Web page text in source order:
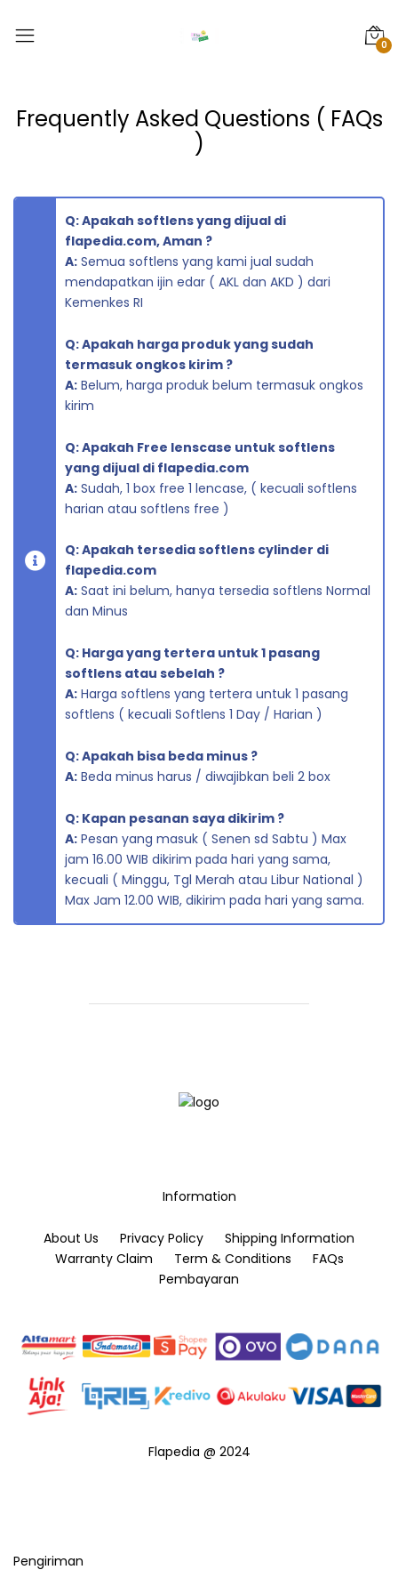
0
Frequently Asked Questions ( FAQs
)
Q: Apakah softlens yang dijual di
flapedia.com, Aman ?
A: Semua softlens yang kami jual sudah
mendapatkan ijin edar ( AKL dan AKD ) dari
Kemenkes RI
Q: Apakah harga produk yang sudah
termasuk ongkos kirim ?
A: Belum, harga produk belum termasuk ongkos
kirim
Q: Apakah Free lenscase untuk softlens
yang dijual di flapedia.com
A: Sudah, 1 box free 1 lencase, ( kecuali softlens
harian atau softlens free )
Q: Apakah tersedia softlens cylinder di
flapedia.com
A: Saat ini belum, hanya tersedia softlens Normal
dan Minus
Q: Harga yang tertera untuk 1 pasang
softlens atau sebelah ?
A: Harga softlens yang tertera untuk 1 pasang
softlens ( kecuali Softlens 1 Day / Harian )
Q: Apakah bisa beda minus ?
A: Beda minus harus / diwajibkan beli 2 box
Q: Kapan pesanan saya dikirim ?
A: Pesan yang masuk ( Senen sd Sabtu ) Max
jam 16.00 WIB dikirim pada hari yang sama,
kecuali ( Minggu, Tgl Merah atau Libur National )
Max Jam 12.00 WIB, dikirim pada hari yang sama.
Information
About Us Privacy Policy
Shipping Information
Warranty Claim
Term & Conditions
FAQs
Pembayaran
Flapedia @ 2024
Pengiriman